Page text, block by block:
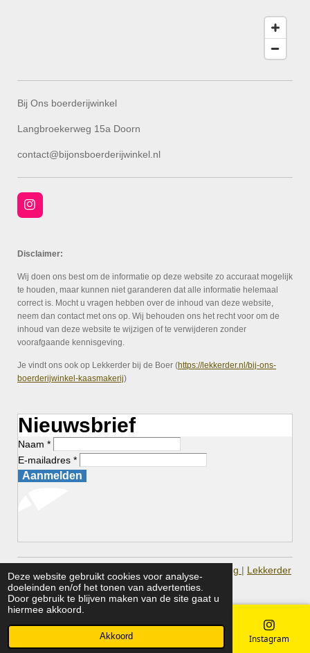
Deze website gebruikt cookies voor analyse-
doeleinden en/of het tonen van advertenties.
Door gebruik te blijven maken van de site gaat u
hiermee akkoord.
Akkoord
Bij Ons boerderijwinkel
Langbroekerweg 15a Doorn
contact@bijonsboerderijwinkel.nl
I
n
a
r
a
Disclaimer:
Wij doen ons best om de informatie op deze website zo accuraat mogelijk
te houden, maar kunnen niet garanderen dat alle informatie helemaal
correct is. Mocht u vragen hebben over de inhoud van deze website,
neem dan contact met ons op. Wij behouden ons het recht voor om de
inhoud van deze website te wijzigen of te verwijderen zonder
voorafgaande kennisgeving.
Je vindt ons ook op Lekkerder bij de Boer (https://lekkerder.nl/bij-ons-
boerderijwinkel-kaasmakerij)
Nieuwsbrief
Naam *
E-mailadres *
Aanmelden
Privacy Verklaring | Lekkerder
bij de Boer
Telefoonnummer Instagram